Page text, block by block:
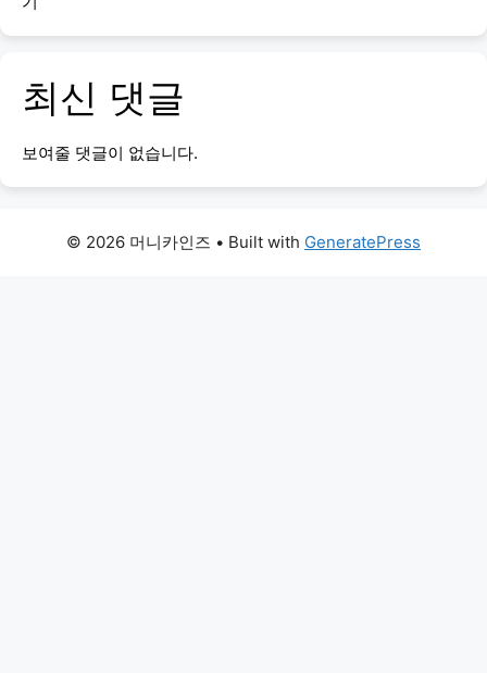
최신 댓글
보여줄 댓글이 없습니다.
© 2026 머니카인즈 • Built with GeneratePress